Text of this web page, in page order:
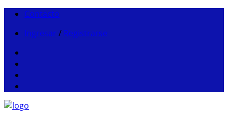
Contacto
Ingresar / Registrarse